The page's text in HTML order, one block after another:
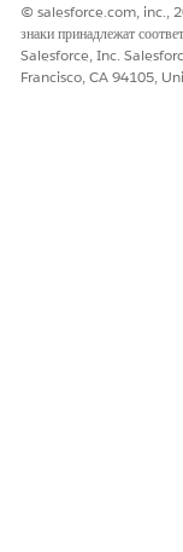
© salesforce.com, inc.,
знаки принадлежат
Salesforce, Inc.
Francisco, CA 94105,